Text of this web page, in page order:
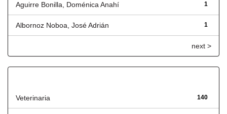
1
Aguirre Bonilla, Doménica Anahí
1
Albornoz Noboa, José Adrián
next >
140
Veterinaria